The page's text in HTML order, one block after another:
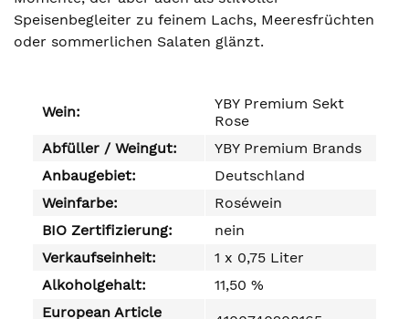
Speisenbegleiter zu feinem Lachs, Meeresfrüchten
oder sommerlichen Salaten glänzt.
Wein:
YBY Premium Sekt
Rose
Abfüller / Weingut:
YBY Premium Brands
Anbaugebiet:
Deutschland
Weinfarbe:
Roséwein
BIO Zertifizierung:
nein
Verkaufseinheit:
1 x 0,75 Liter
Alkoholgehalt:
11,50 %
European Article